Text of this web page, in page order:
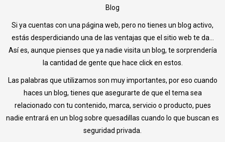
Blog
Si ya cuentas con una página web, pero no tienes un blog activo,
estás desperdiciando una de las ventajas que el sitio web te da…
Así es, aunque pienses que ya nadie visita un blog, te sorprendería
la cantidad de gente que hace click en estos.
Las palabras que utilizamos son muy importantes, por eso cuando
haces un blog, tienes que asegurarte de que el tema sea
relacionado con tu contenido, marca, servicio o producto, pues
nadie entrará en un blog sobre quesadillas cuando lo que buscan es
seguridad privada.